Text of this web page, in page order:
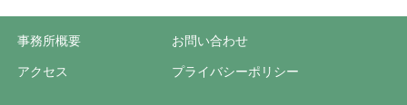
事務所概要 お問い合わせ
アクセス プライバシーポリシー